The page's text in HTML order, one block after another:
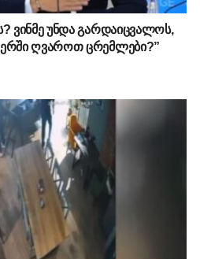
ვინმე უნდა გარდაიცვალოს,
ღვაროთ ცრემლები?”